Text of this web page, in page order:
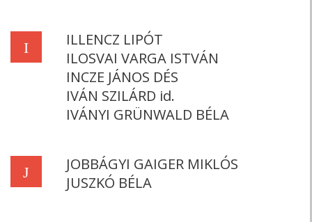
I
ILLENCZ LIPÓT
ILOSVAI VARGA ISTVÁN
INCZE JÁNOS DÉS
IVÁN SZILÁRD id.
IVÁNYI GRÜNWALD BÉLA
J
JOBBÁGYI GAIGER MIKLÓS
JUSZKÓ BÉLA